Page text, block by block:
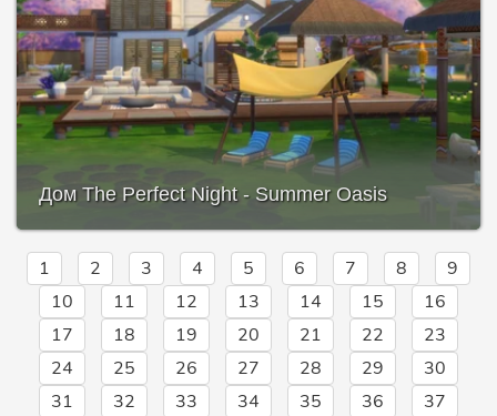
Дом The Perfect Night - Summer Oasis
1 2 3 4 5 6 7 8
9
10
11 12 13 14 15
16
17
18 19 20 21 22
23
24
25 26 27 28 29
30
31
32 33 34 35 36
37